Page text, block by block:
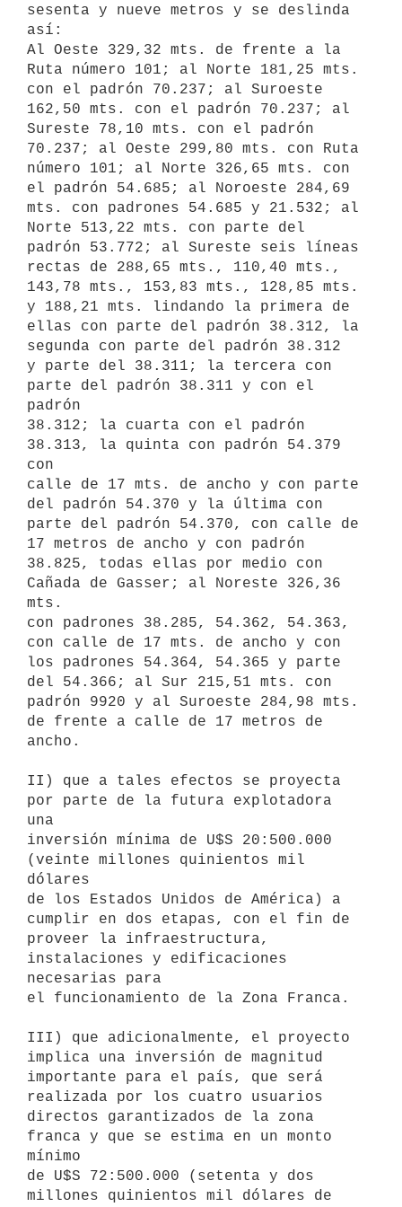
sesenta y nueve metros y se deslinda
así:
Al Oeste 329,32 mts. de frente a la
Ruta número 101; al Norte 181,25 mts.
con el padrón 70.237; al Suroeste
162,50 mts. con el padrón 70.237; al
Sureste 78,10 mts. con el padrón
70.237; al Oeste 299,80 mts. con Ruta
número 101; al Norte 326,65 mts. con
el padrón 54.685; al Noroeste 284,69
mts. con padrones 54.685 y 21.532; al
Norte 513,22 mts. con parte del
padrón 53.772; al Sureste seis líneas
rectas de 288,65 mts., 110,40 mts.,
143,78 mts., 153,83 mts., 128,85 mts.
y 188,21 mts. lindando la primera de
ellas con parte del padrón 38.312, la
segunda con parte del padrón 38.312
y parte del 38.311; la tercera con
parte del padrón 38.311 y con el
padrón
38.312; la cuarta con el padrón
38.313, la quinta con padrón 54.379
con
calle de 17 mts. de ancho y con parte
del padrón 54.370 y la última con
parte del padrón 54.370, con calle de
17 metros de ancho y con padrón
38.825, todas ellas por medio con
Cañada de Gasser; al Noreste 326,36
mts.
con padrones 38.285, 54.362, 54.363,
con calle de 17 mts. de ancho y con
los padrones 54.364, 54.365 y parte
del 54.366; al Sur 215,51 mts. con
padrón 9920 y al Suroeste 284,98 mts.
de frente a calle de 17 metros de
ancho.
II) que a tales efectos se proyecta
por parte de la futura explotadora
una
inversión mínima de U$S 20:500.000
(veinte millones quinientos mil
dólares
de los Estados Unidos de América) a
cumplir en dos etapas, con el fin de
proveer la infraestructura,
instalaciones y edificaciones
necesarias para
el funcionamiento de la Zona Franca.
III) que adicionalmente, el proyecto
implica una inversión de magnitud
importante para el país, que será
realizada por los cuatro usuarios
directos garantizados de la zona
franca y que se estima en un monto
mínimo
de U$S 72:500.000 (setenta y dos
millones quinientos mil dólares de